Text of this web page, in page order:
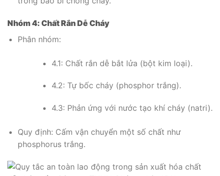
Nhóm 4: Chất Rắn Dễ Cháy
Phân nhóm:
4.1: Chất rắn dễ bắt lửa (bột kim loại).
4.2: Tự bốc cháy (phosphor trắng).
4.3: Phản ứng với nước tạo khí cháy (natri).
Quy định: Cấm vận chuyển một số chất như
phosphorus trắng.